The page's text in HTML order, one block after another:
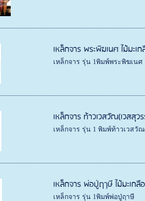
เหล็กจาร พระพิฆเนศ ไม้มะเก
เหล็กจาร รุ่น 1พิมพ์พระพิฆเนศ
เหล็กจาร ท้าวเวสวัณ(เวสสุว
เหล็กจาร รุ่น 1 พิมพ์ท้าวเวสวั
เหล็กจาร พ่อปู่ฤาษี ไม้มะเกลือ
เหล็กจาร รุ่น 1พิมพ์พ่อปู่ฤาษี